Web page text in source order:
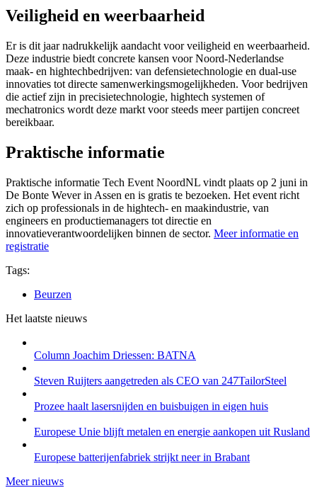
Veiligheid en weerbaarheid
Er is dit jaar nadrukkelijk aandacht voor veiligheid en weerbaarheid.
Deze industrie biedt concrete kansen voor Noord-Nederlandse
maak- en hightechbedrijven: van defensietechnologie en dual-use
innovaties tot directe samenwerkingsmogelijkheden. Voor bedrijven
die actief zijn in precisietechnologie, hightech systemen of
mechatronics wordt deze markt voor steeds meer partijen concreet
bereikbaar.
Praktische informatie
Praktische informatie Tech Event NoordNL vindt plaats op 2 juni in
De Bonte Wever in Assen en is gratis te bezoeken. Het event richt
zich op professionals in de hightech- en maakindustrie, van
engineers en productiemanagers tot directie en
innovatieverantwoordelijken binnen de sector. Meer informatie en
registratie
Tags:
Beurzen
Het laatste nieuws
Column Joachim Driessen: BATNA
Steven Ruijters aangetreden als CEO van 247TailorSteel
Prozee haalt lasersnijden en buisbuigen in eigen huis
Europese Unie blijft metalen en energie aankopen uit Rusland
Europese batterijenfabriek strijkt neer in Brabant
Meer nieuws